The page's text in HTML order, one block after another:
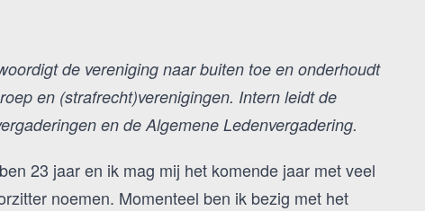
de vereniging naar buiten toe en onderhoudt
en (strafrecht)verenigingen. Intern leidt de
en de Algemene Ledenvergadering.
23 jaar en ik mag mij het komende jaar met veel
noemen. Momenteel ben ik bezig met het